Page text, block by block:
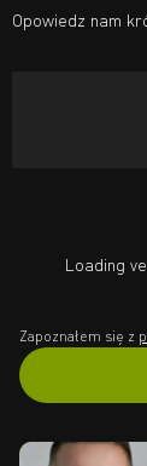
Opowiedz nam
Loading
Zapoznałem się z